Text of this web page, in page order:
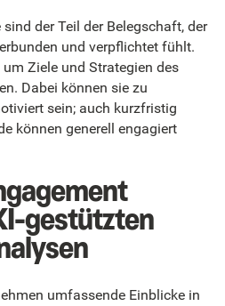
der Teil der Belegschaft, der
und verpflichtet fühlt.
Ziele und Strategien des
Dabei können sie zu
sein; auch kurzfristig
können generell engagiert
gestützten
umfassende Einblicke in